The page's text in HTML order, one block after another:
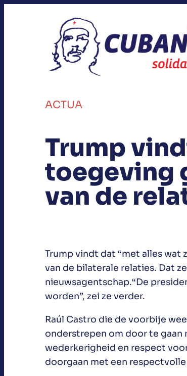
ACTUA
Trump
toegeving
van de
Trump vindt dat “met alles wat
van de bilaterale relaties. Dat
nieuwsagentschap.“De
worden”, zei ze verder.
Raúl Castro die de voorbije
onderstrepen om door te gaan
wederkerigheid en respect
doorgaan met een